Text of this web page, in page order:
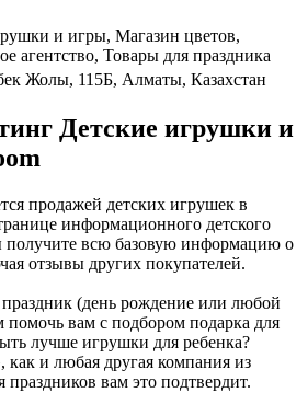
и игры, Магазин цветов,
агентство, Товары для праздника
Жолы, 115Б, Алматы, Казахстан
Детские игрушки и
продажей детских игрушек в
информационного детского
получите всю базовую информацию о
отзывы других покупателей.
(день рождение или любой
вам с подбором подарка для
лучше игрушки для ребенка?
и любая другая компания из
праздников вам это подтвердит.